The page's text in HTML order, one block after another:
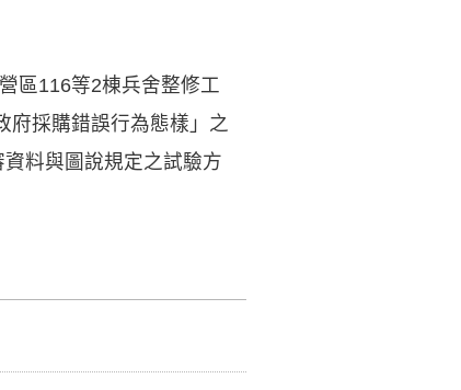
區116等2棟兵舍整修工
府採購錯誤行為態樣」之
料與圖說規定之試驗方